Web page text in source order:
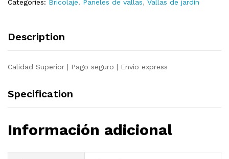
m
Categories: Bricolaje, Paneles de vallas, Vallas de jardín
Description
Calidad Superior | Pago seguro | Envio express
Specification
Información adicional